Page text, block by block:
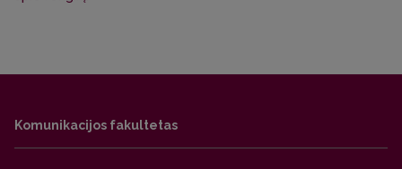
Komunikacijos fakultetas